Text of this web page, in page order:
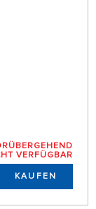
VERFÜGBAR
KAUFEN